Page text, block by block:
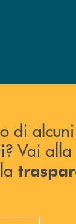
di alcuni
? Vai alla